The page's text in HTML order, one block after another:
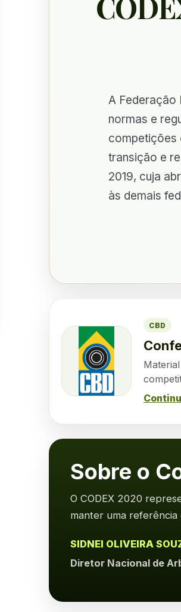
A Federação
normas e
competições
transição e
2019, cuja
às demais
CBD
Sobre o
O CODEX 2020
manter uma
SIDNEI OLIVEIRA
Diretor Nacional de